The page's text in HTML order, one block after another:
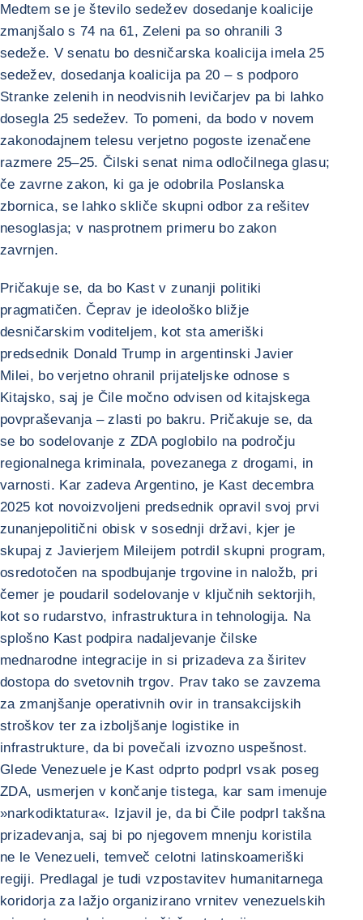
Medtem se je število sedežev dosedanje koalicije
zmanjšalo s 74 na 61, Zeleni pa so ohranili 3
sedeže. V senatu bo desničarska koalicija imela 25
sedežev, dosedanja koalicija pa 20 – s podporo
Stranke zelenih in neodvisnih levičarjev pa bi lahko
dosegla 25 sedežev. To pomeni, da bodo v novem
zakonodajnem telesu verjetno pogoste izenačene
razmere 25–25. Čilski senat nima odločilnega glasu;
če zavrne zakon, ki ga je odobrila Poslanska
zbornica, se lahko skliče skupni odbor za rešitev
nesoglasja; v nasprotnem primeru bo zakon
zavrnjen.
Pričakuje se, da bo Kast v zunanji politiki
pragmatičen. Čeprav je ideološko bližje
desničarskim voditeljem, kot sta ameriški
predsednik Donald Trump in argentinski Javier
Milei, bo verjetno ohranil prijateljske odnose s
Kitajsko, saj je Čile močno odvisen od kitajskega
povpraševanja – zlasti po bakru. Pričakuje se, da
se bo sodelovanje z ZDA poglobilo na področju
regionalnega kriminala, povezanega z drogami, in
varnosti. Kar zadeva Argentino, je Kast decembra
2025 kot novoizvoljeni predsednik opravil svoj prvi
zunanjepolitični obisk v sosednji državi, kjer je
skupaj z Javierjem Mileijem potrdil skupni program,
osredotočen na spodbujanje trgovine in naložb, pri
čemer je poudaril sodelovanje v ključnih sektorjih,
kot so rudarstvo, infrastruktura in tehnologija. Na
splošno Kast podpira nadaljevanje čilske
mednarodne integracije in si prizadeva za širitev
dostopa do svetovnih trgov. Prav tako se zavzema
za zmanjšanje operativnih ovir in transakcijskih
stroškov ter za izboljšanje logistike in
infrastrukture, da bi povečali izvozno uspešnost.
Glede Venezuele je Kast odprto podprl vsak poseg
ZDA, usmerjen v končanje tistega, kar sam imenuje
»narkodiktatura«. Izjavil je, da bi Čile podprl takšna
prizadevanja, saj bi po njegovem mnenju koristila
ne le Venezueli, temveč celotni latinskoameriški
regiji. Predlagal je tudi vzpostavitev humanitarnega
koridorja za lažjo organizirano vrnitev venezuelskih